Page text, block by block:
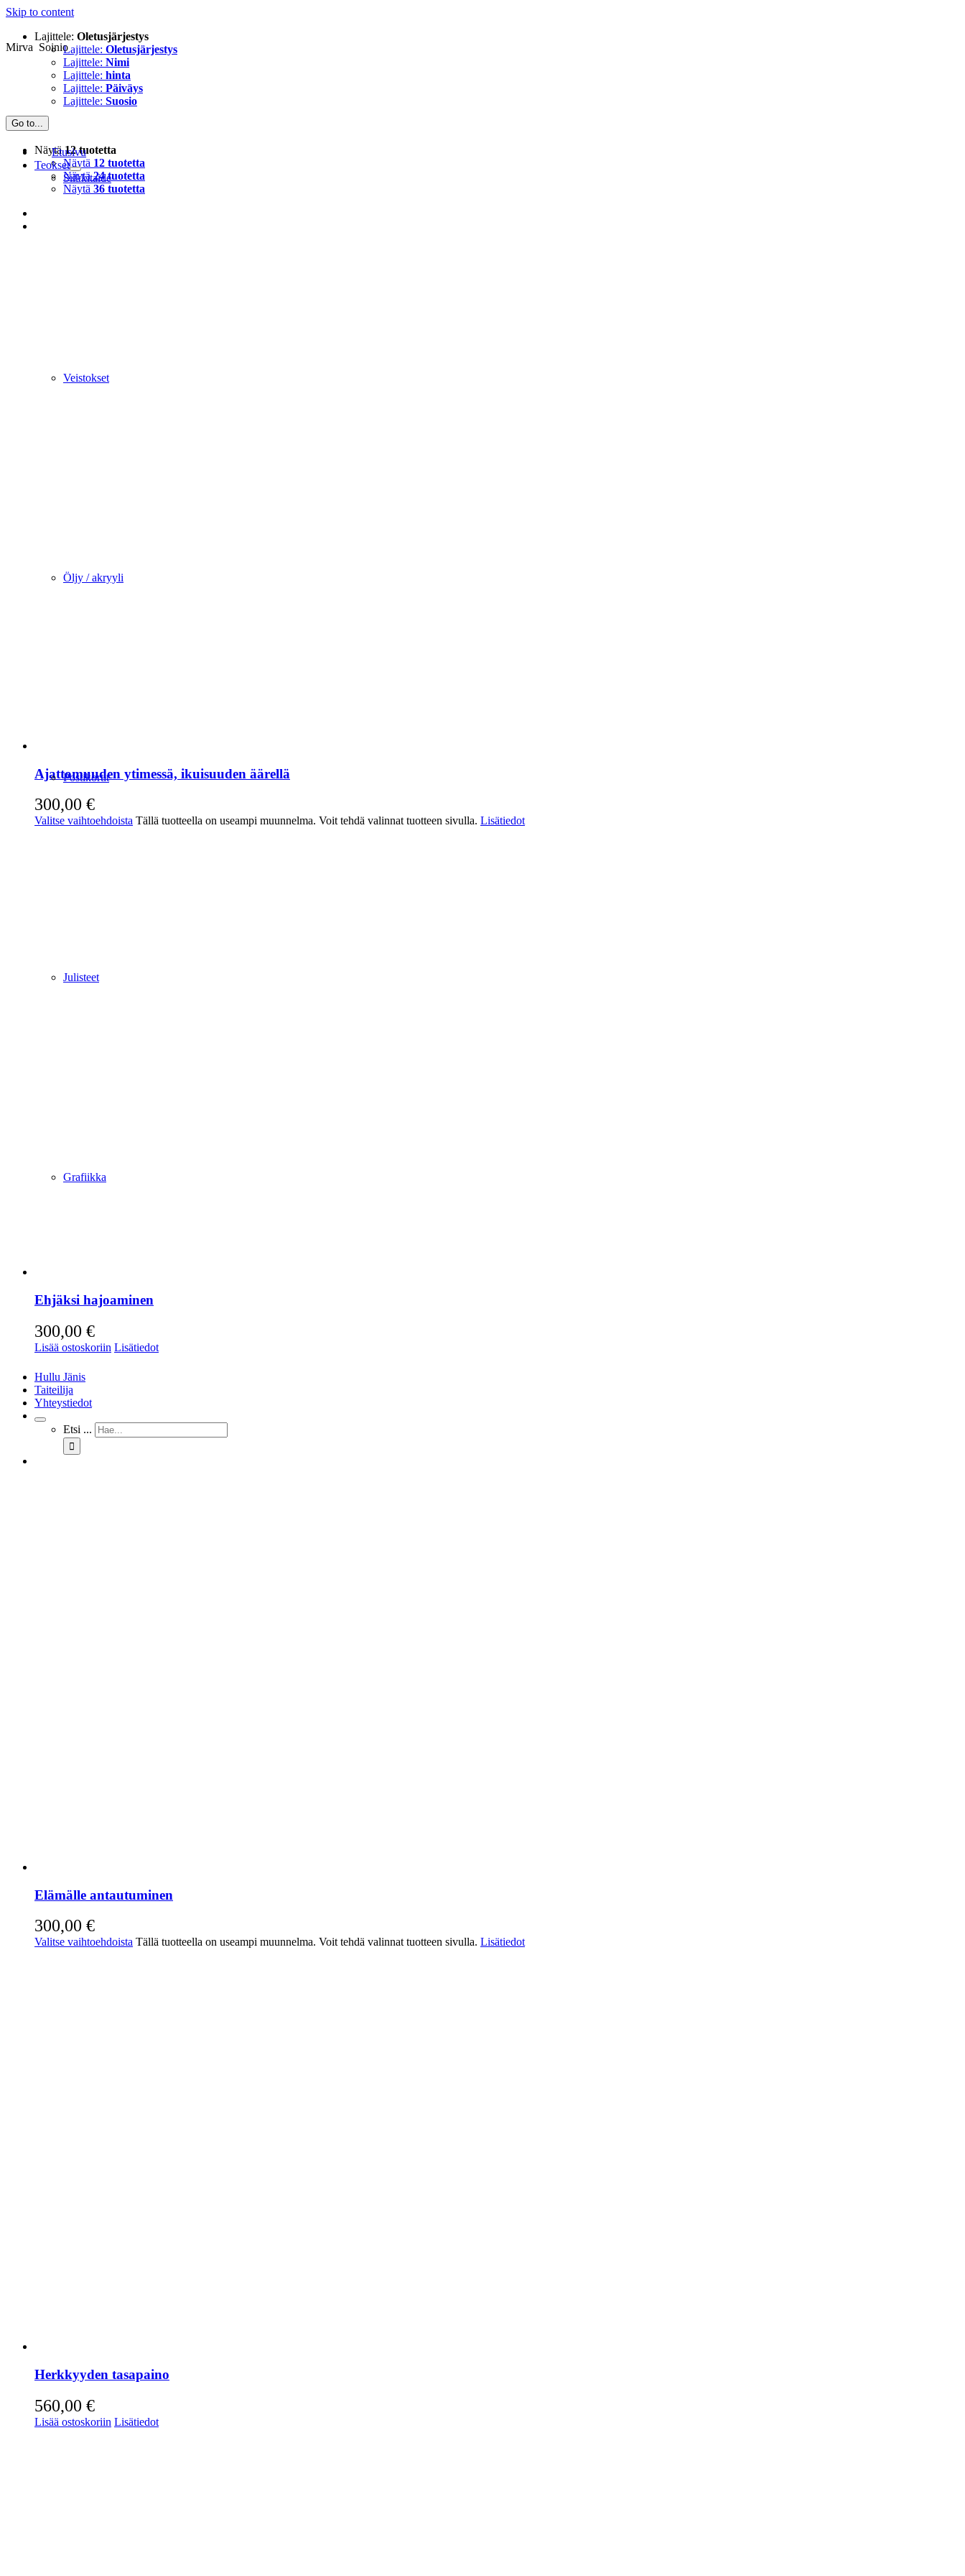
Skip to content
Mirva Soinio
Go to...
Etusivu
Teokset
Silkkitaide
Veistokset
Öljy / akryyli
Postikortit
Julisteet
Grafiikka
Hullu Jänis
Taiteilija
Yhteystiedot
Etsi ...
Lajittele: Oletusjärjestys
Lajittele: Oletusjärjestys
Lajittele: Nimi
Lajittele: hinta
Lajittele: Päiväys
Lajittele: Suosio
Näytä12 tuotetta
Näytä 12 tuotetta
Näytä24 tuotetta
Näytä 36 tuotetta
Ajattomuuden ytimessä, ikuisuuden äärellä
300,00 €
Valitse vaihtoehdoista Tällä tuotteella on useampi muunnelma. Voit tehdä valinnat tuotteen sivulla. Lisätiedot
Ehjäksi hajoaminen
300,00 €
Lisää ostoskoriin Lisätiedot
Elämälle antautuminen
300,00 €
Valitse vaihtoehdoista Tällä tuotteella on useampi muunnelma. Voit tehdä valinnat tuotteen sivulla. Lisätiedot
Herkkyyden tasapaino
560,00 €
Lisää ostoskoriin Lisätiedot